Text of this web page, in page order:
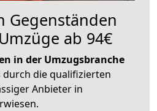
Gegenständen
ab 94€
in der Umzugsbranche
durch die qualifizierten
Anbieter in